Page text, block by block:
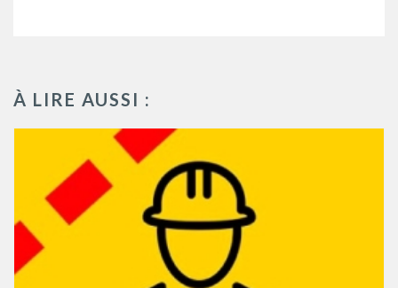
À LIRE AUSSI :